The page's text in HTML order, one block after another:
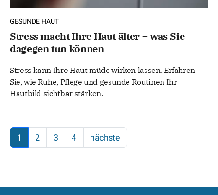
GESUNDE HAUT
Stress macht Ihre Haut älter – was Sie
dagegen tun können
Stress kann Ihre Haut müde wirken lassen. Erfahren
Sie, wie Ruhe, Pflege und gesunde Routinen Ihr
Hautbild sichtbar stärken.
1 2 3 4 nächste